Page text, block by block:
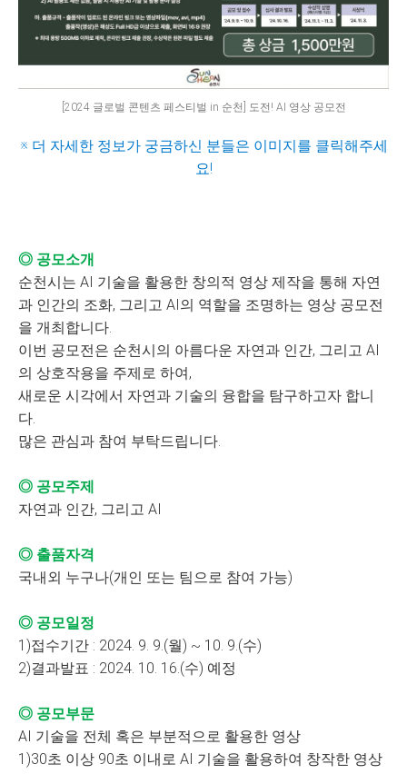
[2024 글로벌 콘텐츠 페스티벌 in 순천] 도전! AI 영상 공모전
※ 더 자세한 정보가 궁금하신 분들은 이미지를 클릭해주세
요!
◎ 공모소개
순천시는 AI 기술을 활용한 창의적 영상 제작을 통해 자연
과 인간의 조화, 그리고 AI의 역할을 조명하는 영상 공모전
을 개최합니다.
이번 공모전은 순천시의 아름다운 자연과 인간, 그리고 AI
의 상호작용을 주제로 하여,
새로운 시각에서 자연과 기술의 융합을 탐구하고자 합니
다.
많은 관심과 참여 부탁드립니다.
◎ 공모주제
자연과 인간, 그리고 AI
◎ 출품자격
국내외 누구나(개인 또는 팀으로 참여 가능)
◎ 공모일정
1)접수기간 : 2024. 9. 9.(월) ~ 10. 9.(수)
2)결과발표 : 2024. 10. 16.(수) 예정
◎ 공모부문
AI 기술을 전체 혹은 부분적으로 활용한 영상
1)30초 이상 90초 이내로 AI 기술을 활용하여 창작한 영상